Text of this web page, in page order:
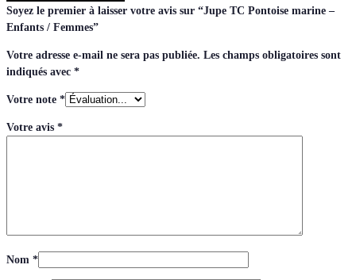
Soyez le premier à laisser votre avis sur “Jupe TC Pontoise marine –
Enfants / Femmes”
Votre adresse e-mail ne sera pas publiée. Les champs obligatoires sont
indiqués avec *
Votre note *
Votre avis *
Nom *